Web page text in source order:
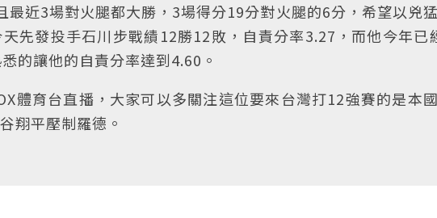
最近3場對火腿都大勝，3場得分19分對火腿的6分，希望以兇
先發投手石川步戰績12勝12敗，自責分率3.27，而他今年已
的讓他的自責分率達到4.60。
體育台直播，大家可以多關注這位要來台灣打12強賽的是本
翔平壓制羅德。